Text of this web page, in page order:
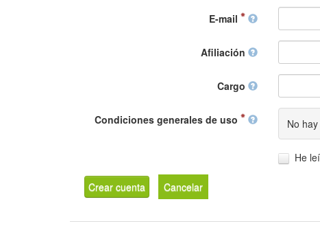
E-mail
Afiliación
Cargo
Condiciones generales de uso No
He
Crear cuenta Cancelar